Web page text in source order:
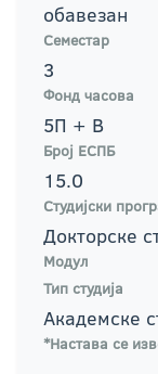
обавезан
Семестар
3
Фонд часова
5П + В
Број ЕСПБ
15.0
Студијски
Докторске
Модул
Тип студија
Академске
*Настава се